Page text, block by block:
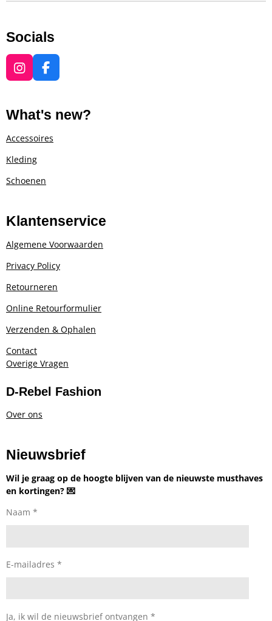
Socials
I
n
t
a
g
a
F
a
e
b
o
What's new?
Accessoires
Kleding
Schoenen
Klantenservice
Algemene Voorwaarden
Privacy Policy
Retourneren
Online Retourformulier
Verzenden & Ophalen
Contact
Overige Vragen
D-Rebel Fashion
Over ons
Nieuwsbrief
Wil je graag op de hoogte blijven van de nieuwste musthaves
en kortingen? 💌
Naam *
E-mailadres *
Ja, ik wil de nieuwsbrief ontvangen *